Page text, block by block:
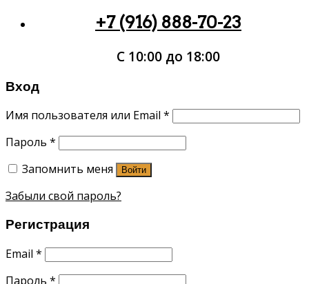
+7 (916) 888-70-23
С 10:00 до 18:00
Вход
Имя пользователя или Email *
Пароль *
Запомнить меня
Войти
Забыли свой пароль?
Регистрация
Email *
Пароль *